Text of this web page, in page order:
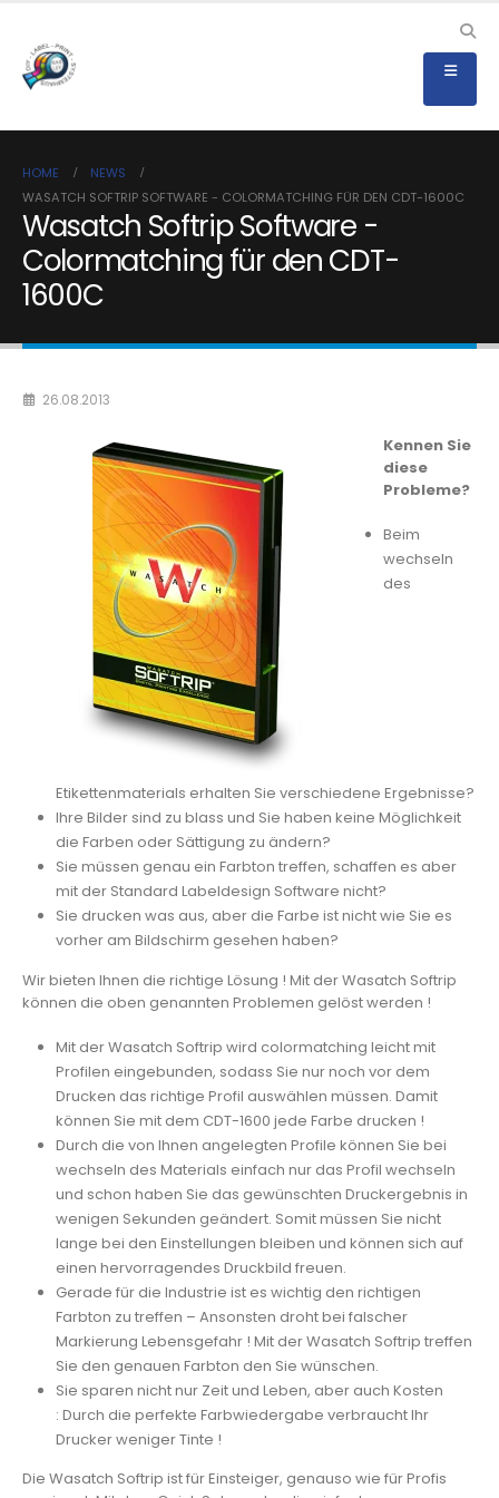
HOME
NEWS
WASATCH SOFTRIP SOFTWARE - COLORMATCHING FÜR DEN CDT-1600C
Wasatch Softrip Software -
Colormatching für den CDT-
1600C
26.08.2013
Kennen Sie
diese
Probleme?
Beim
wechseln
des
Etikettenmaterials erhalten Sie verschiedene Ergebnisse?
Ihre Bilder sind zu blass und Sie haben keine Möglichkeit
die Farben oder Sättigung zu ändern?
Sie müssen genau ein Farbton treffen, schaffen es aber
mit der Standard Labeldesign Software nicht?
Sie drucken was aus, aber die Farbe ist nicht wie Sie es
vorher am Bildschirm gesehen haben?
Wir bieten Ihnen die richtige Lösung ! Mit der Wasatch Softrip
können die oben genannten Problemen gelöst werden !
Mit der Wasatch Softrip wird colormatching leicht mit
Profilen eingebunden, sodass Sie nur noch vor dem
Drucken das richtige Profil auswählen müssen. Damit
können Sie mit dem CDT-1600 jede Farbe drucken !
Durch die von Ihnen angelegten Profile können Sie bei
wechseln des Materials einfach nur das Profil wechseln
und schon haben Sie das gewünschten Druckergebnis in
wenigen Sekunden geändert. Somit müssen Sie nicht
lange bei den Einstellungen bleiben und können sich auf
einen hervorragendes Druckbild freuen.
Gerade für die Industrie ist es wichtig den richtigen
Farbton zu treffen – Ansonsten droht bei falscher
Markierung Lebensgefahr ! Mit der Wasatch Softrip treffen
Sie den genauen Farbton den Sie wünschen.
Sie sparen nicht nur Zeit und Leben, aber auch Kosten
: Durch die perfekte Farbwiedergabe verbraucht Ihr
Drucker weniger Tinte !
Die Wasatch Softrip ist für Einsteiger, genauso wie für Profis